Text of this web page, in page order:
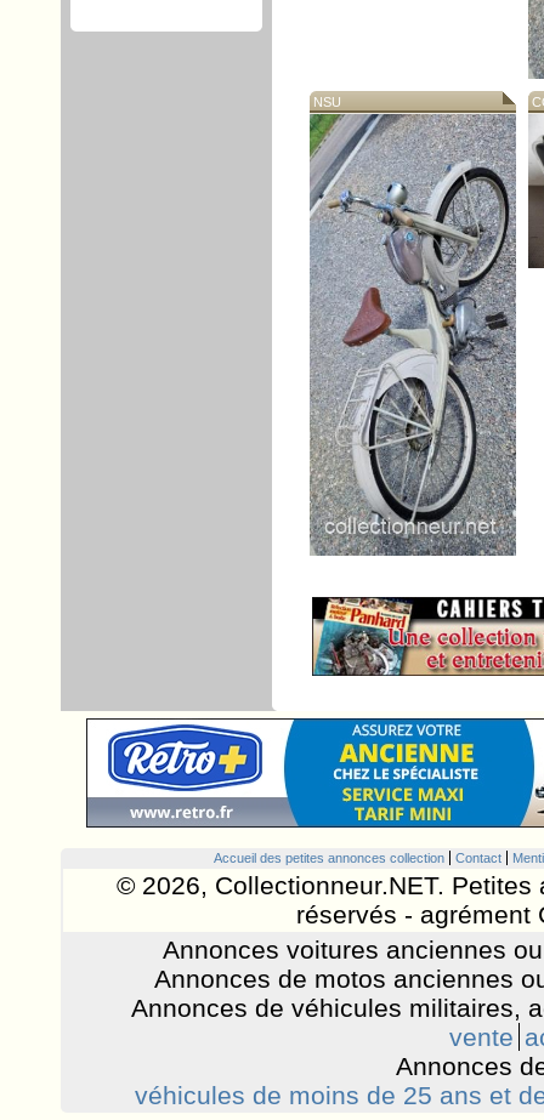
NSU
Accueil des petites annonces collection Contact
© 2026, Collectionneur.NET.
réservés - agrément
Annonces voitures anciennes
Annonces de motos anciennes
Annonces de véhicules militaires,
vente
Annonces
véhicules de moins de 25 ans et